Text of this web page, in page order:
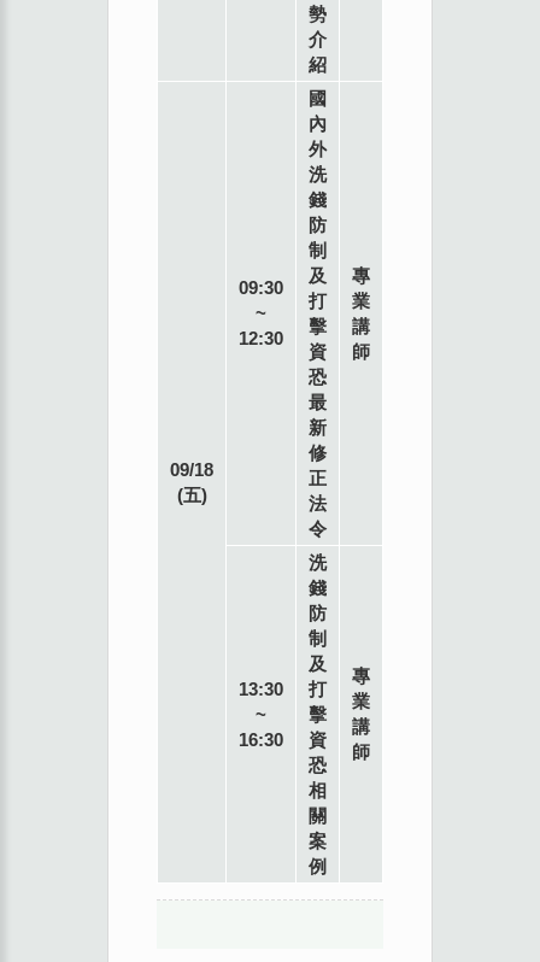
勢
介
紹
09/18
(五)
09:30
~
12:30
國
內
外
洗
錢
防
制
及
打
擊
資
恐
最
新
修
正
法
令
專
業
講
師
13:30
~
16:30
洗
錢
防
制
及
打
擊
資
恐
相
關
案
例
專
業
講
師